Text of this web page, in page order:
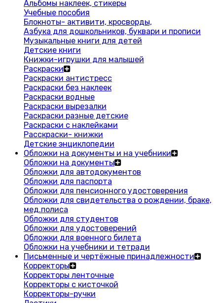
Альбомы наклеек, стикеры
Учебные пособия
Блокноты- активити, кросворды,
Азбука для дошкольников, буквари и прописи
Музыкальные книги для детей
Детские книги
Книжки-игрушки для малышей
Раскраски
Раскраски антистресс
Раскраски без наклеек
Раскраски водные
Раскраски вырезалки
Раскраски разные детские
Раскраски с наклейками
Расскраски- книжки
Детские энциклопедии
Обложки на документы и на учебники
Обложки на документы
Обложки для автодокументов
Обложки для паспорта
Обложки для пенсионного удостоверения
Обложки для свидетельства о рождении, браке,
мед.полиса
Обложки для студентов
Обложки для удостоверений
Обложки для военного билета
Обложки на учебники и тетради
Письменные и чертёжные принадлежности
Корректоры
Корректоры ленточные
Корректоры с кисточкой
Корректоры-ручки